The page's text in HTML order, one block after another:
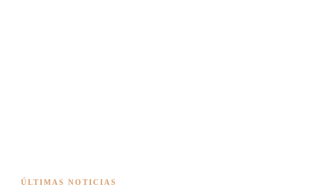
ÚLTIMAS NOTICIAS